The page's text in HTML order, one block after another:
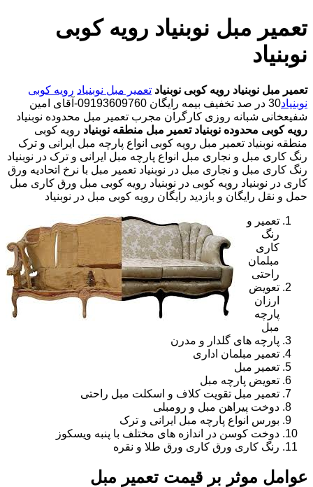
تعمیر مبل نوبنیاد رویه کوبی
نوبنیاد
تعمیر مبل نوبنیاد رویه کوبی نوبنیاد تعمیر مبل نوبنیاد رویه کوبی
نوبنیاد
30 در صد تخفیف بیمه رایگان 09193609760-آقای امین
شفیعخانی شبانه روزی کارگران مجرب تعمیر مبل محدوده نوبنیاد
رویه کوبی محدوده نوبنیاد تعمیر مبل منطقه نوبنیاد رویه کوبی
منطقه نوبنیاد تعمیر مبل رویه کوبی انواع پارچه مبل ایرانی و ترک
رنگ کاری مبل و نجاری مبل انواع پارچه مبل ایرانی و ترک در نوبنیاد
رنگ کاری مبل و نجاری مبل در نوبنیاد تعمیر مبل با نرخ اتحادیه ورق
کاری در نوبنیاد رویه کوبی در نوبنیاد رویه کوبی مبل ورق کاری مبل
حمل و نقل رایگان و بازدید رایگان رویه کوبی مبل در نوبنیاد
تعمیر و
رنگ
کاری
مبلمان
راحتی
تعویض
ارزان
پارچه
مبل
پارچه های گلدار و مدرن
تعمیر مبلمان اداری
تعمیر مبل
تعویض پارچه مبل
تعمیر مبل تقویت کلاف و اسکلت مبل راحتی
دوخت پیراهن مبل و رومبلی
بورس انواع پارچه مبل ایرانی و ترک
دوخت کوسن در اندازه های مختلف با پنبه ویسکوز
رنگ کاری ورق کاری ورق طلا و نقره
عوامل موثر بر قیمت تعمیر مبل